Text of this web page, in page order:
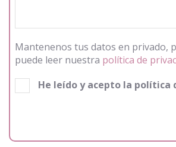
Mantenenos tus datos en privado,
puede leer nuestra política de
He leído y acepto la política